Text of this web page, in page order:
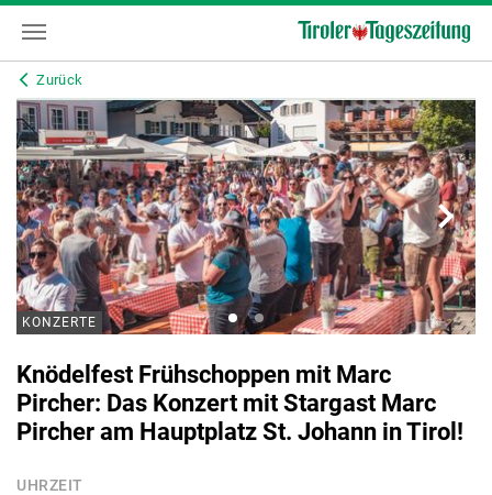
Zurück
KONZERTE
Knödelfest Frühschoppen mit Marc
Pircher: Das Konzert mit Stargast Marc
Pircher am Hauptplatz St. Johann in Tirol!
UHRZEIT